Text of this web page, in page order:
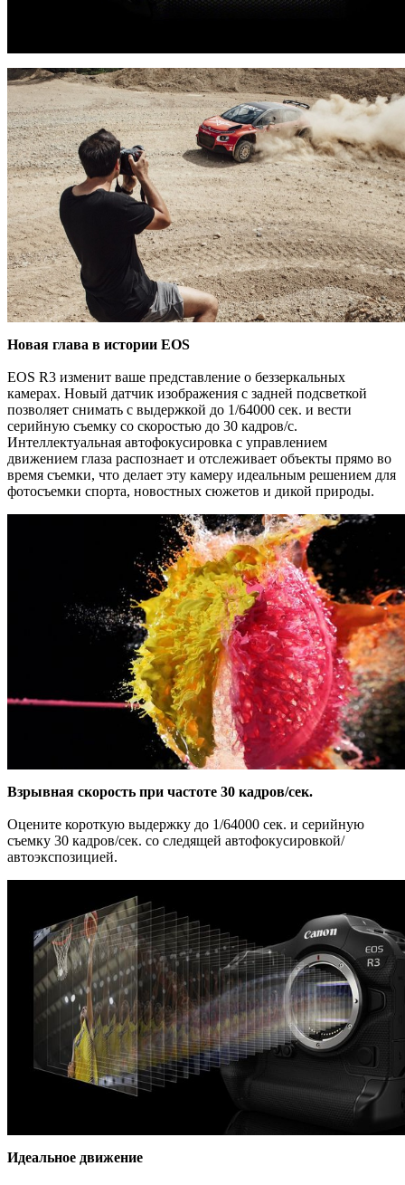
Новая глава в истории EOS
EOS R3 изменит ваше представление о беззеркальных
камерах. Новый датчик изображения с задней подсветкой
позволяет снимать с выдержкой до 1/64000 сек. и вести
серийную съемку со скоростью до 30 кадров/с.
Интеллектуальная автофокусировка с управлением
движением глаза распознает и отслеживает объекты прямо во
время съемки, что делает эту камеру идеальным решением для
фотосъемки спорта, новостных сюжетов и дикой природы.
Взрывная скорость при частоте 30 кадров/сек.
Оцените короткую выдержку до 1/64000 сек. и серийную
съемку 30 кадров/сек. со следящей автофокусировкой/
автоэкспозицией.
Идеальное движение